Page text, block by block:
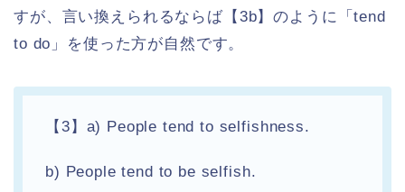
すが、言い換えられるならば【3b】のように「tend
to do」を使った方が自然です。
【3】a) People tend to selfishness.
b) People tend to be selfish.